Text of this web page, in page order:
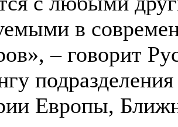
в
– говорит
Европы,